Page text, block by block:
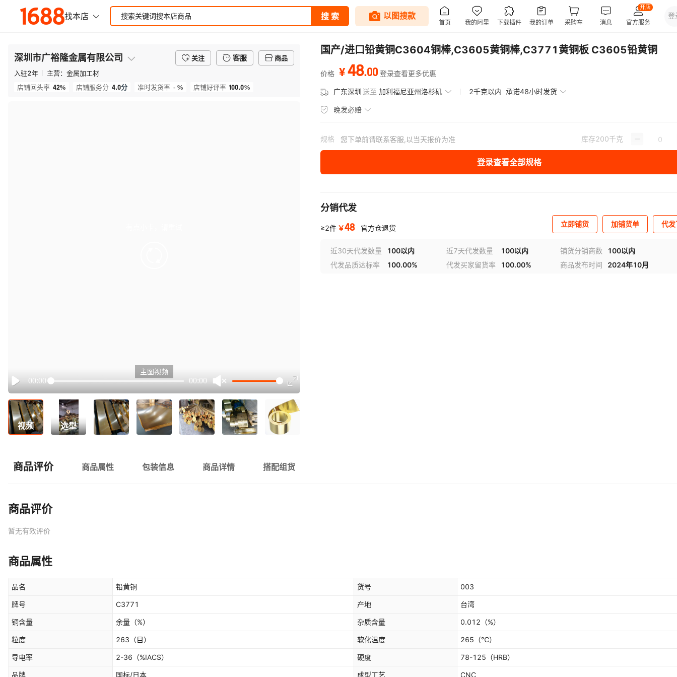
深圳市广裕隆金属有限公司 关注 客服
商品
入驻2年 主营： 金属加工材
店铺回头率 42% 店铺服务分 4.0分 准时发货率 - % 店铺好评率 100.0%
Play
00:00 00:00
主图视频
视频 选型
国产/进口铅黄铜C3604铜棒,C3605黄铜棒,C3771黄铜板 C3605铅黄铜
价格 ¥48.00 登录查看更多优惠
广东深圳送至 加利福尼亚州洛杉矶 2千克以内 承诺48小时发货
晚发必赔
规格 您下单前请联系客服,以当天报价为准 库存200千克
登录查看全部规格
分销代发
≥2件 ￥48 官方仓退货 立即铺货 加铺货单 代
近30天代发数量 100以内 近7天代发数量 100以内 铺货分销商数
100以内
代发品质达标率
100.00% 代发买家留货率 100.00% 商品发布时间 2024年10月
商品评价 商品属性 包装信息 商品详情 搭配组货
商品评价
暂无有效评价
商品属性
品名 铅黄铜 货号 003
牌号 C3771 产地 台湾
铜含量 余量 （%） 杂质含量 0.012 （%）
粒度 263 （目） 软化温度 265 （℃）
导电率 2-36 （%IACS） 硬度 78-125 （HRB）
品牌 国标/日本 成型工艺 CNC